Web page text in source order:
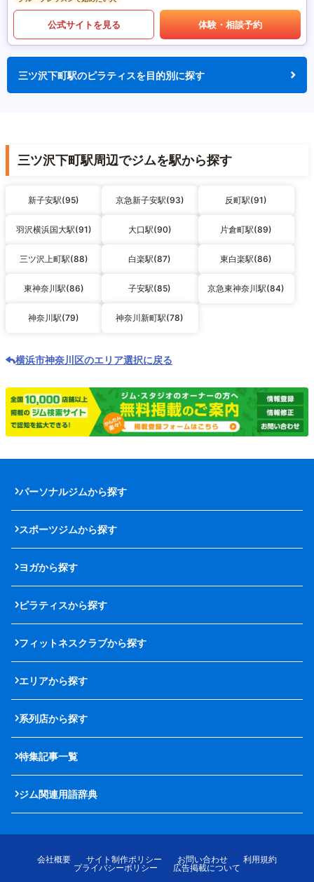
公式サイトを見る 体験・相談予約
三ツ沢下町駅のピラティスを目的別に探す
三ツ沢下町駅周辺でジムを駅から探す
新子安駅(95) 京急新子安駅(93) 反町駅(91)
羽沢横浜国大駅(91) 大口駅(90) 片倉町駅(89)
三ツ沢上町駅(88) 白楽駅(87) 東白楽駅(86)
東神奈川駅(86) 子安駅(85) 京急東神奈川駅(84)
神奈川駅(79) 神奈川新町駅(78)
横浜市神奈川区のエリア選択に戻る
パーソナルジムから探す
スポーツジムから探す
ヨガから探す
ピラティスから探す
フィットネスクラブから探す
エリアから探す
系列店から探す
特集記事一覧
ジム関連用語辞典
会社概要 サイト制作ポリシー お問い合わせ
利用規約
プライバシーポリシー
広告掲載について